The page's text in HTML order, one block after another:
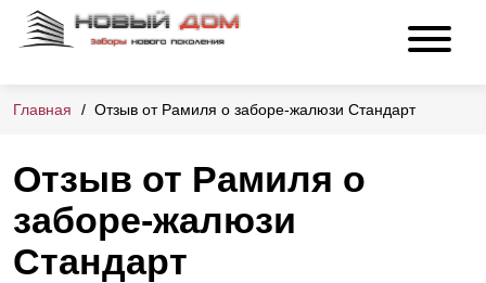
Главная Отзыв от Рамиля о заборе-жалюзи Стандарт
Отзыв от Рамиля о
заборе-жалюзи
Стандарт